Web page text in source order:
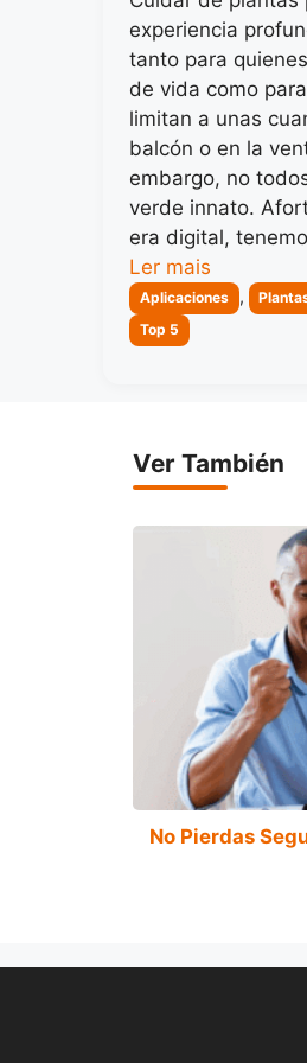
experiencia
tanto para
de vida como
limitan a unas
balcón o en la
embargo, no
verde innato.
era digital,
Ler mais
Categorias
Aplicaciones ,
Top 5
Ver También
No Pierdas